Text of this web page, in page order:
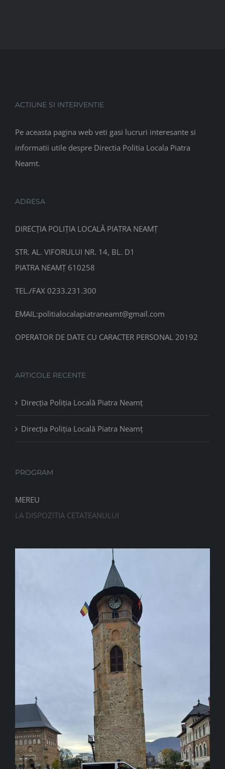
ACTIUNE SI INTERVENTIE
Pe aceasta pagina web veti gasi lucruri interesante si
informatii utile despre Directia Politia Locala Piatra
Neamt.
ADRESA
DIRECȚIA POLIȚIA LOCALĂ PIATRA NEAMȚ
STR. AL. VIFORULUI NR. 14, BL. D1
PIATRA NEAMȚ 610258
TEL./FAX 0233.231.300
EMAIL:politialocalapiatraneamt@gmail.com
OPERATOR DE DATE CU CARACTER PERSONAL 20192
ARTICOLE RECENTE
Direcția Poliția Locală Piatra Neamț
Direcția Poliția Locală Piatra Neamț
PROGRAM
MEREU
LA DISPOZITIA CETATEANULUI